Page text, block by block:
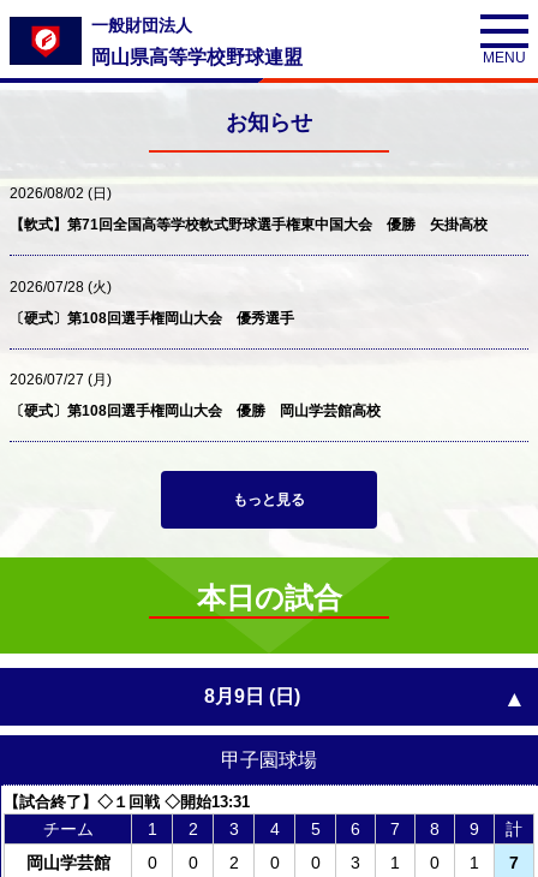
一般財団法人
岡山県高等学校野球連盟
お知らせ
2026/08/02 (日)
【軟式】第71回全国高等学校軟式野球選手権東中国大会 優勝 矢掛高校
2026/07/28 (火)
〔硬式〕第108回選手権岡山大会 優秀選手
2026/07/27 (月)
〔硬式〕第108回選手権岡山大会 優勝 岡山学芸館高校
もっと見る
本日の試合
8月9日 (日)
甲子園球場
【試合終了 】◇１回戦 ◇開始13:31
チーム 1 2 3 4 5 6 7 8 9
計
岡山学芸館
0 0 2 0 0 3 1 0 1
7